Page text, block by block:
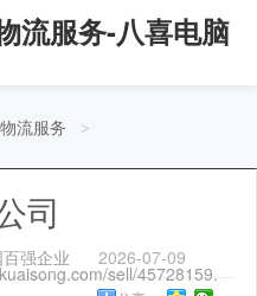
流服务-八喜电脑
物流服务 >
司
强企业 2026-07-09
sell/45728159.